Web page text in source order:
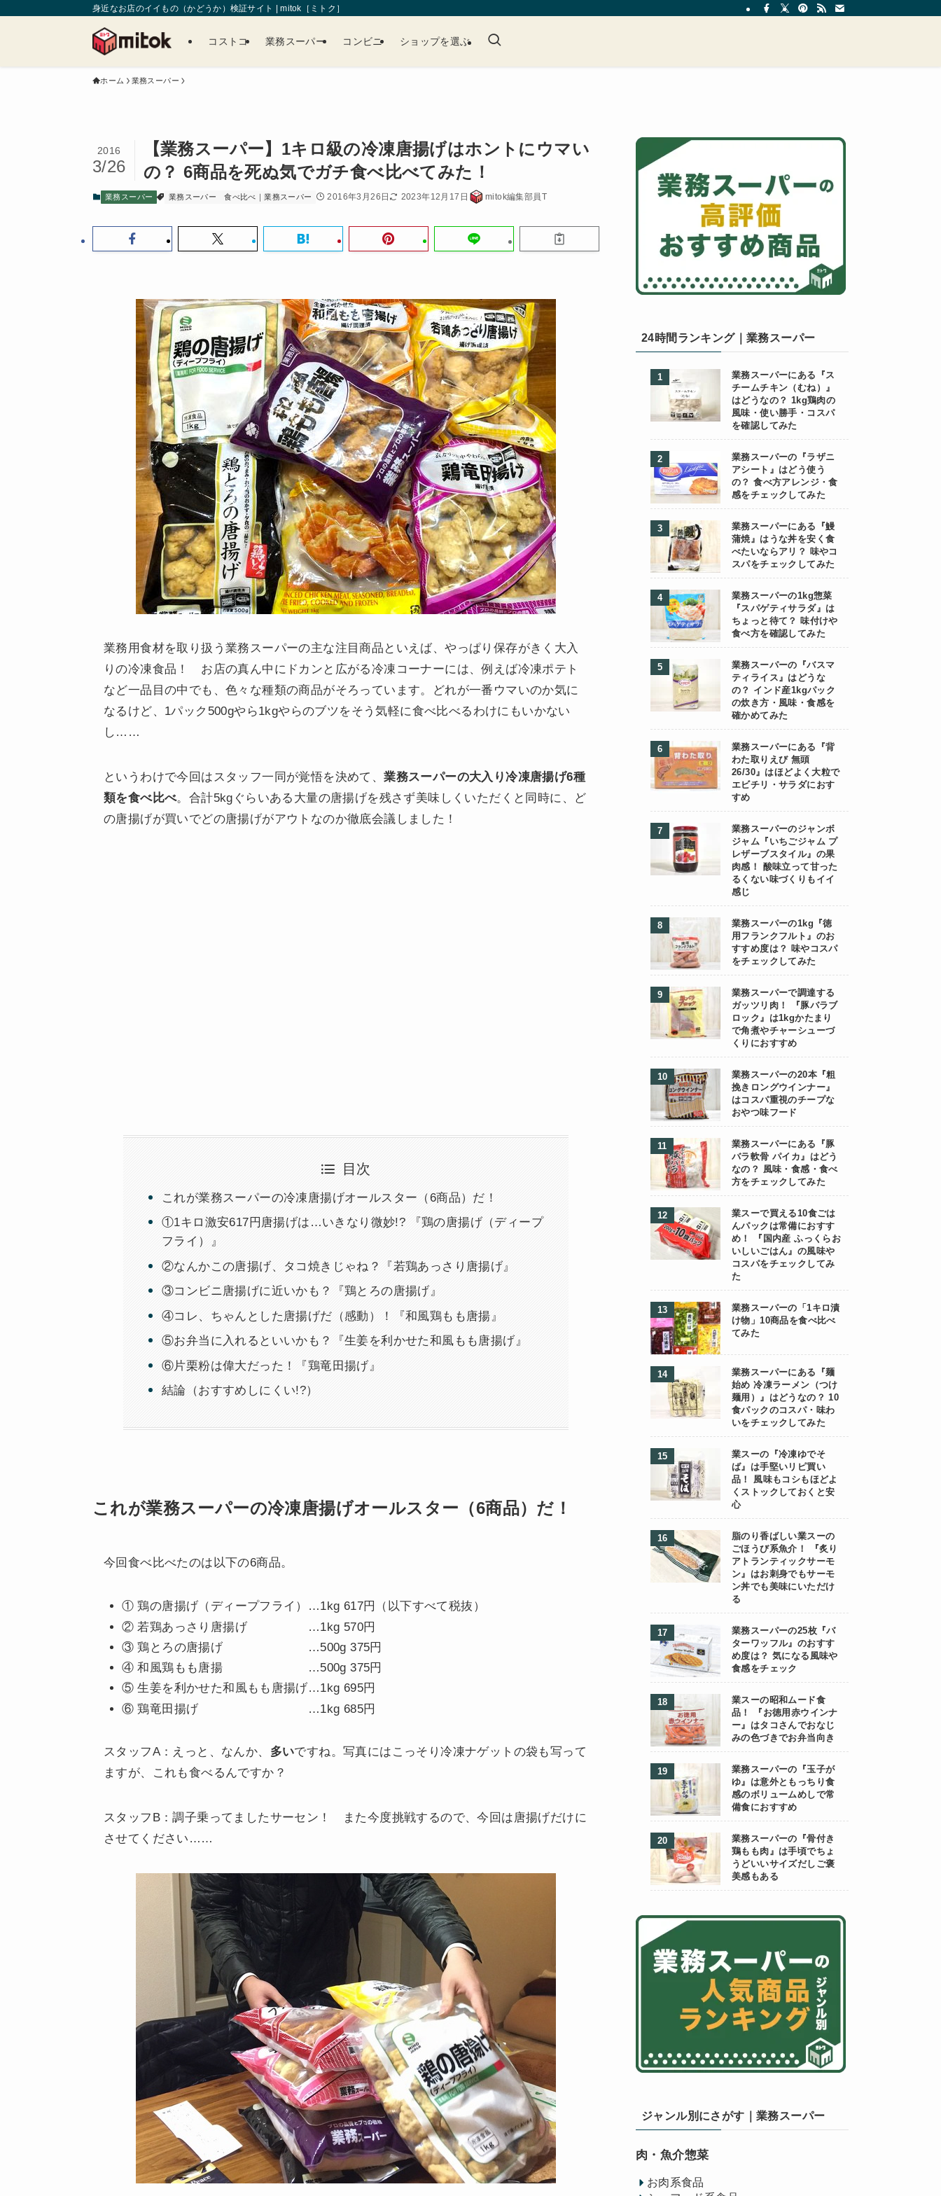
身近なお店のイイもの（かどうか）検証サイト | mitok［ミトク］
コストコ 業務スーパー コンビニ ショップを選ぶ
ホーム 業務スーパー
【業務スーパー】1キロ級の冷凍唐揚げはホントにウマい
の？ 6商品を死ぬ気でガチ食べ比べてみた！
2016
3/26
業務スーパー 業務スーパー 食べ比べ｜業務スーパー 2016年3月26日 2023年12月17日 mitok編集部員T
業務用食材を取り扱う業務スーパーの主な注目商品といえば、やっぱり保存がきく大入
りの冷凍食品！ お店の真ん中にドカンと広がる冷凍コーナーには、例えば冷凍ポテト
など一品目の中でも、色々な種類の商品がそろっています。どれが一番ウマいのか気に
なるけど、1パック500gやら1kgやらのブツをそう気軽に食べ比べるわけにもいかない
し……
というわけで今回はスタッフ一同が覚悟を決めて、業務スーパーの大入り冷凍唐揚げ6種
類を食べ比べ。合計5kgぐらいある大量の唐揚げを残さず美味しくいただくと同時に、ど
の唐揚げが買いでどの唐揚げがアウトなのか徹底会議しました！
目次
これが業務スーパーの冷凍唐揚げオールスター（6商品）だ！
①1キロ激安617円唐揚げは…いきなり微妙!? 『鶏の唐揚げ（ディープ
フライ）』
②なんかこの唐揚げ、タコ焼きじゃね？『若鶏あっさり唐揚げ』
③コンビニ唐揚げに近いかも？『鶏とろの唐揚げ』
④コレ、ちゃんとした唐揚げだ（感動）！『和風鶏もも唐揚』
⑤お弁当に入れるといいかも？『生姜を利かせた和風もも唐揚げ』
⑥片栗粉は偉大だった！『鶏竜田揚げ』
結論（おすすめしにくい!?）
これが業務スーパーの冷凍唐揚げオールスター（6商品）だ！
今回食べ比べたのは以下の6商品。
① 鶏の唐揚げ（ディープフライ）…1kg 617円（以下すべて税抜）
② 若鶏あっさり唐揚げ …1kg 570円
③ 鶏とろの唐揚げ …500g 375円
④ 和風鶏もも唐揚 …500g 375円
⑤ 生姜を利かせた和風もも唐揚げ…1kg 695円
⑥ 鶏竜田揚げ …1kg 685円
スタッフA：えっと、なんか、 多いですね。写真にはこっそり冷凍ナゲットの袋も写って
ますが、これも食べるんですか？
スタッフB：調子乗ってましたサーセン！ また今度挑戦するので、今回は唐揚げだけに
させてください……
24時間ランキング｜業務スーパー
業務スーパーにある『ス
チームチキン（むね）』
はどうなの？ 1kg鶏肉の
風味・使い勝手・コスパ
を確認してみた
業務スーパーの『ラザニ
アシート』はどう使う
の？ 食べ方アレンジ・食
感をチェックしてみた
業務スーパーにある『鰻
蒲焼』はうな丼を安く食
べたいならアリ？ 味やコ
スパをチェックしてみた
業務スーパーの1kg惣菜
『スパゲティサラダ』は
ちょっと待て？ 味付けや
食べ方を確認してみた
業務スーパーの『バスマ
ティライス』はどうな
の？ インド産1kgパック
の炊き方・風味・食感を
確かめてみた
業務スーパーにある『背
わた取りえび 無頭
26/30』はほどよく大粒で
エビチリ・サラダにおす
すめ
業務スーパーのジャンボ
ジャム『いちごジャム プ
レザーブスタイル』の果
肉感！ 酸味立って甘った
るくない味づくりもイイ
感じ
業務スーパーの1kg『徳
用フランクフルト』のお
すすめ度は？ 味やコスパ
をチェックしてみた
業務スーパーで調達する
ガッツリ肉！ 『豚バラブ
ロック』は1kgかたまり
で角煮やチャーシューづ
くりにおすすめ
業務スーパーの20本『粗
挽きロングウインナー』
はコスパ重視のチープな
おやつ味フード
業務スーパーにある『豚
バラ軟骨 パイカ』はどう
なの？ 風味・食感・食べ
方をチェックしてみた
業スーで買える10食ごは
んパックは常備におすす
め！ 『国内産 ふっくらお
いしいごはん』の風味や
コスパをチェックしてみ
た
業務スーパーの「1キロ漬
け物」10商品を食べ比べ
てみた
業務スーパーにある『麺
始め 冷凍ラーメン（つけ
麺用）』はどうなの？ 10
食パックのコスパ・味わ
いをチェックしてみた
業スーの『冷凍ゆでそ
ば』は手堅いリピ買い
品！ 風味もコシもほどよ
くストックしておくと安
心
脂のり香ばしい業スーの
ごほうび系魚介！ 『炙り
アトランティックサーモ
ン』はお刺身でもサーモ
ン丼でも美味にいただけ
る
業務スーパーの25枚『バ
ターワッフル』のおすす
め度は？ 気になる風味や
食感をチェック
業スーの昭和ムード食
品！ 『お徳用赤ウインナ
ー』はタコさんでおなじ
みの色づきでお弁当向き
業務スーパーの『玉子が
ゆ』は意外ともっちり食
感のボリュームめしで常
備食におすすめ
業務スーパーの『骨付き
鶏もも肉』は手頃でちょ
うどいいサイズだしご褒
美感もある
ジャンル別にさがす｜業務スーパー
肉・魚介惣菜
お肉系食品